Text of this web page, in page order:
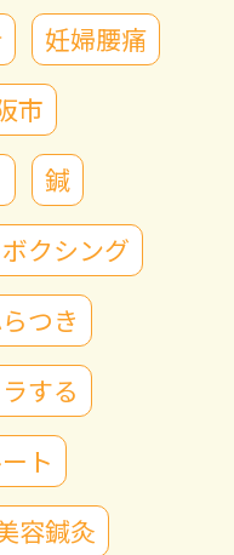
妊婦腰痛
市
鍼
クシング
つき
する
ト
容鍼灸